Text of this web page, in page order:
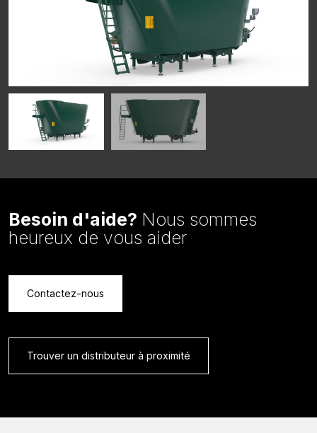
Besoin d'aide? Nous sommes
heureux de vous aider
Contactez-nous
Trouver un distributeur à proximité